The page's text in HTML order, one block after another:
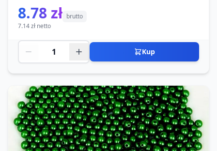
8.78 zł brutto
7.14 zł netto
Kup